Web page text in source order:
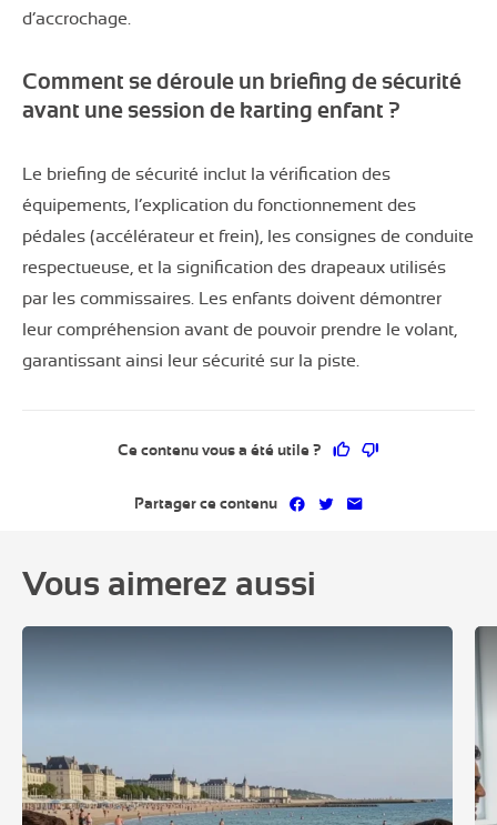
d’accrochage.
Comment se déroule un briefing de sécurité
avant une session de karting enfant ?
Le briefing de sécurité inclut la vérification des
équipements, l’explication du fonctionnement des
pédales (accélérateur et frein), les consignes de conduite
respectueuse, et la signification des drapeaux utilisés
par les commissaires. Les enfants doivent démontrer
leur compréhension avant de pouvoir prendre le volant,
garantissant ainsi leur sécurité sur la piste.
Ce contenu vous a été utile ? Ce contenu vous
Partager ce contenu Partager sur Facebook
Partager sur Twitter
Partager par
Vous aimerez aussi